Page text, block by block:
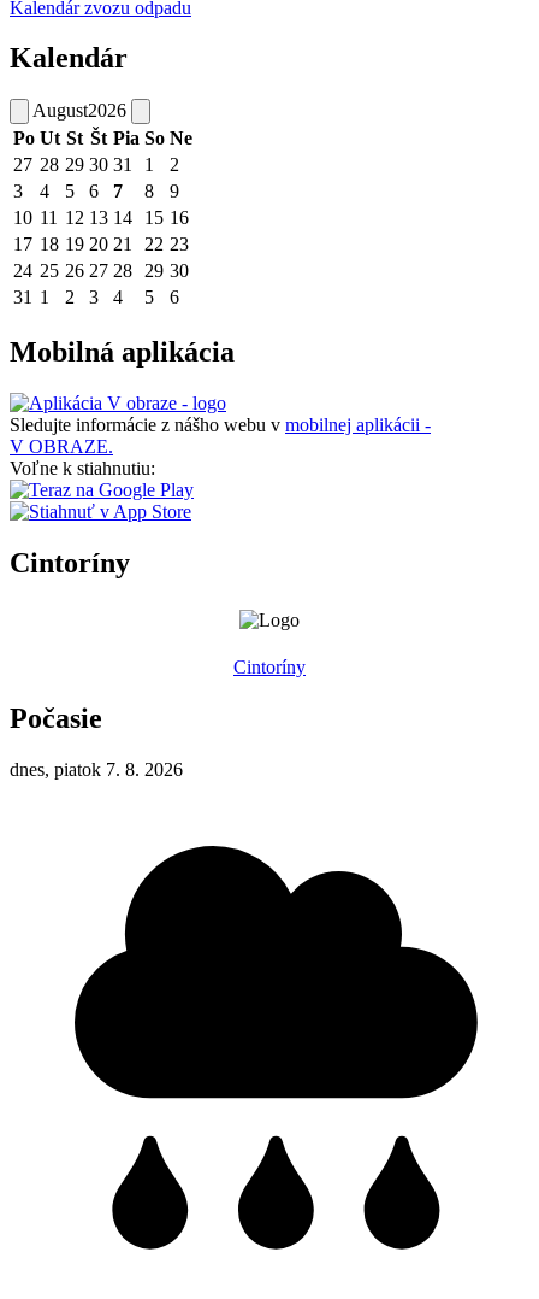
Kalendár zvozu odpadu
Kalendár
August2026
Po Ut St Št Pia So Ne
27 28 29 30 31 1
2
3
4 5 6 7 8
9
10 11 12 13 14 15 16
17 18 19 20 21 22 23
24 25 26 27 28 29 30
31 1 2 3 4 5 6
Mobilná aplikácia
Sledujte informácie z nášho webu v mobilnej aplikácii -
V OBRAZE.
Voľne k stiahnutiu:
Cintoríny
Cintoríny
Počasie
dnes, piatok 7. 8. 2026